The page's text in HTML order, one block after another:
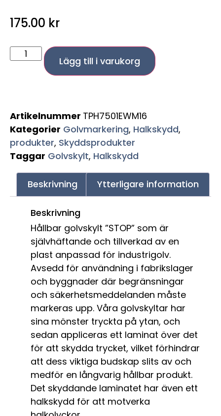
175.00 kr
Lägg till i varukorg
Artikelnummer TPH7501EWM16
Kategorier Golvmarkering, Halkskydd,
produkter, Skyddsprodukter
Taggar Golvskylt, Halkskydd
Beskrivning Ytterligare information
Beskrivning
Hållbar golvskylt ”STOP” som är
självhäftande och tillverkad av en
plast anpassad för industrigolv.
Avsedd för användning i fabrikslager
och byggnader där begränsningar
och säkerhetsmeddelanden måste
markeras upp. Våra golvskyltar har
sina mönster tryckta på ytan, och
sedan appliceras ett laminat över det
för att skydda trycket, vilket förhindrar
att dess viktiga budskap slits av och
medför en långvarig hållbar produkt.
Det skyddande laminatet har även ett
halkskydd för att motverka